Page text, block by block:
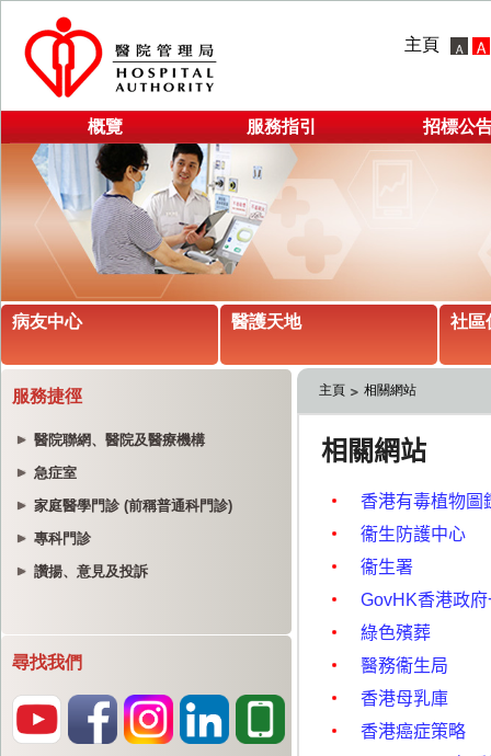
主頁
概覽 服務指引 招標公
病友中心 醫護天地 社區
服務捷徑
醫院聯網、醫院及醫療機構
急症室
家庭醫學門診 (前稱普通科門診)
專科門診
讚揚、意見及投訴
尋找我們
主頁 相關網站